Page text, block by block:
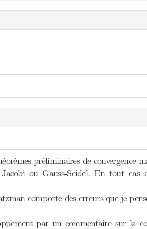
préliminaires de convergence
ou Gauss-Seidel. En tout cas
comporte des erreurs que je
par un commentaire sur la